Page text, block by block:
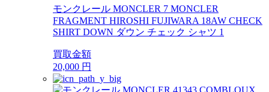
モンクレール MONCLER 7 MONCLER
FRAGMENT HIROSHI FUJIWARA 18AW CHECK
SHIRT DOWN ダウン チェック シャツ 1
買取金額
20,000 円